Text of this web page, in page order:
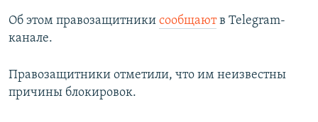
Об этом правозащитники сообщаютв Telegram-
канале.
Правозащитники отметили, что им неизвестны
причины блокировок.